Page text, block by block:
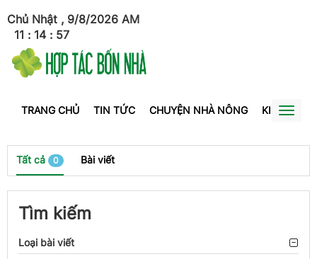
Chủ Nhật , 9/8/2026
11 : 14 : 57
AM
TRANG CHỦ TIN TỨC CHUYỆN NHÀ NÔNG KINH TẾToggle
Tất cả 0 Bài viết
Tìm kiếm
Loại bài viết